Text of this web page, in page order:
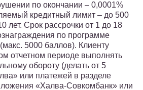
по окончании – 0,0001%
кредитный лимит – до 500
лет. Срок рассрочки от 1 до 18
по программе
5000 баллов). Клиенту
отчетном периоде выполнять
обороту (делать от 5
или платежей в разделе
«Халва-Совкомбанк» или